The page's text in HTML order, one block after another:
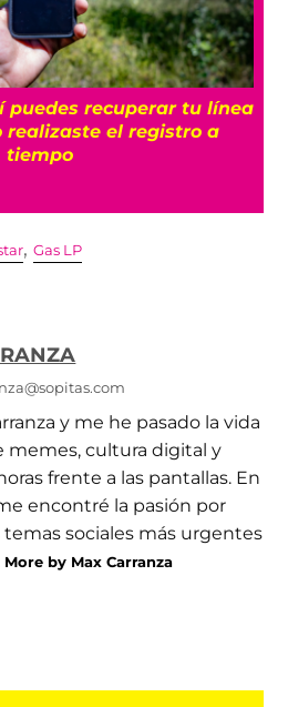
puedes recuperar tu línea
realizaste el registro a
tiempo
,Gas LP
y me he pasado la vida
memes, cultura digital y
frente a las pantallas. En
encontré la pasión por
temas sociales más urgentes
More by Max Carranza